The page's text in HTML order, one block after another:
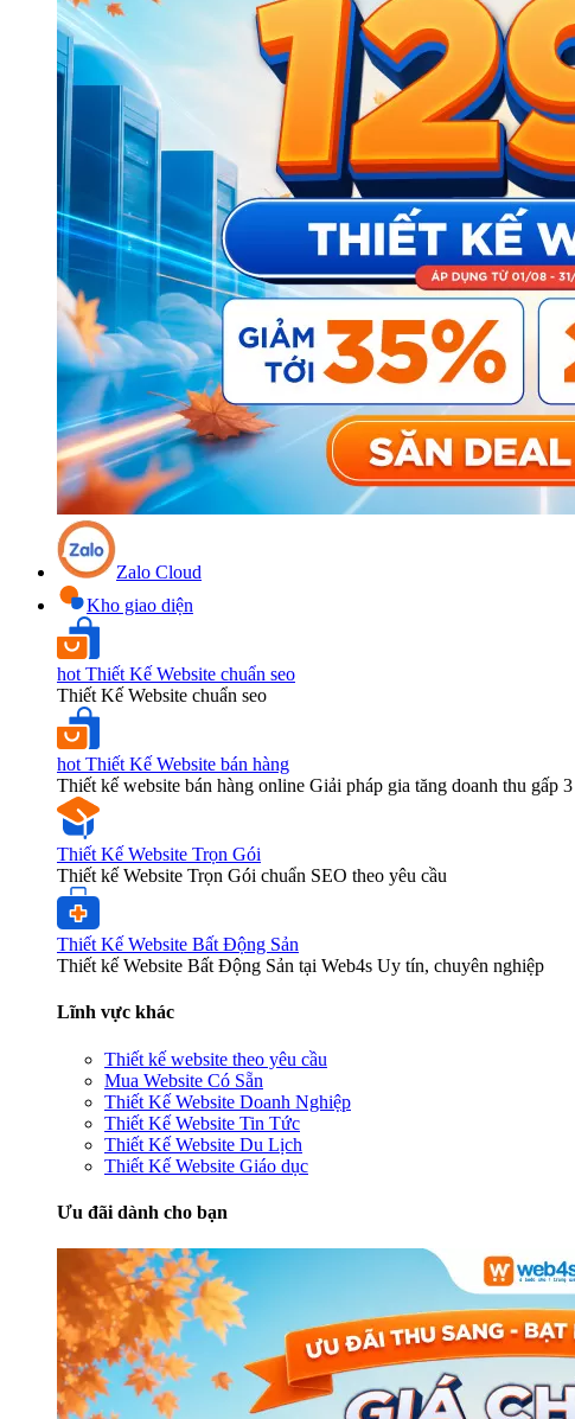
Zalo Cloud
Kho giao diện
hot Thiết Kế Website chuẩn seo
Thiết Kế Website chuẩn seo
hot Thiết Kế Website bán hàng
Thiết kế website bán hàng online Giải pháp gia tăng doanh thu gấp
Thiết Kế Website Trọn Gói
Thiết kế Website Trọn Gói chuẩn SEO theo yêu cầu
Thiết Kế Website Bất Động Sản
Thiết kế Website Bất Động Sản tại Web4s Uy tín, chuyên nghiệp
Lĩnh vực khác
Thiết kế website theo yêu cầu
Mua Website Có Sẵn
Thiết Kế Website Doanh Nghiệp
Thiết Kế Website Tin Tức
Thiết Kế Website Du Lịch
Thiết Kế Website Giáo dục
Ưu đãi dành cho bạn